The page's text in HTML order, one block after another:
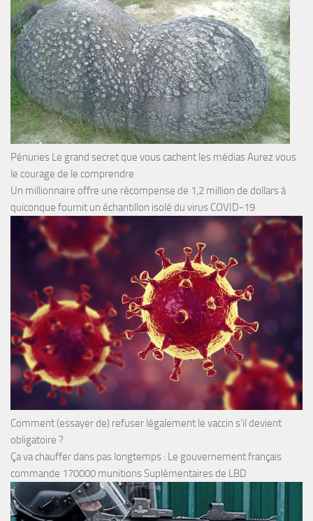
Pénuries Le grand secret que vous cachent les médias Aurez vous
le courage de le comprendre
Un millionnaire offre une récompense de 1,2 million de dollars à
quiconque fournit un échantillon isolé du virus COVID-19
Comment (essayer de) refuser légalement le vaccin s’il devient
obligatoire ?
Ça va chauffer dans pas longtemps : Le gouvernement français
commande 170000 munitions Suplémentaires de LBD